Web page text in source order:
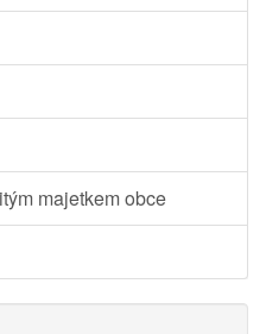
majetkem obce